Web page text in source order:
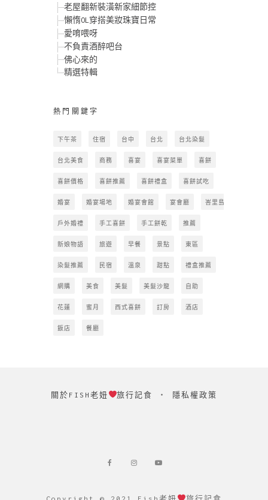
老屋翻新裝潢新家細節控
懶惰OL穿搭美妝珠寶日常
愛唷喂呀
不負責酒醉吧台
佛心來的
精選特輯
熱門關鍵字
下午茶 住宿 台中 台北 台北染髮
台北美食 商務 喜宴 喜宴菜單 喜餅
喜餅價格 喜餅推薦 喜餅禮盒 喜餅試吃
婚宴 婚宴場地 婚宴會館 宴會廳 峇里島
戶外婚禮 手工喜餅 手工餅乾 推薦
新娘物語 旅遊 早餐 景點 東區
染髮推薦 民宿 溫泉 甜點 禮盒推薦
網購 美食 美髮 美髮沙龍 自助
花蓮 蜜月 西式喜餅 訂房 酒店
飯店 餐廳
關於FISH老妞 旅行記食 ‧ 隱私權政策